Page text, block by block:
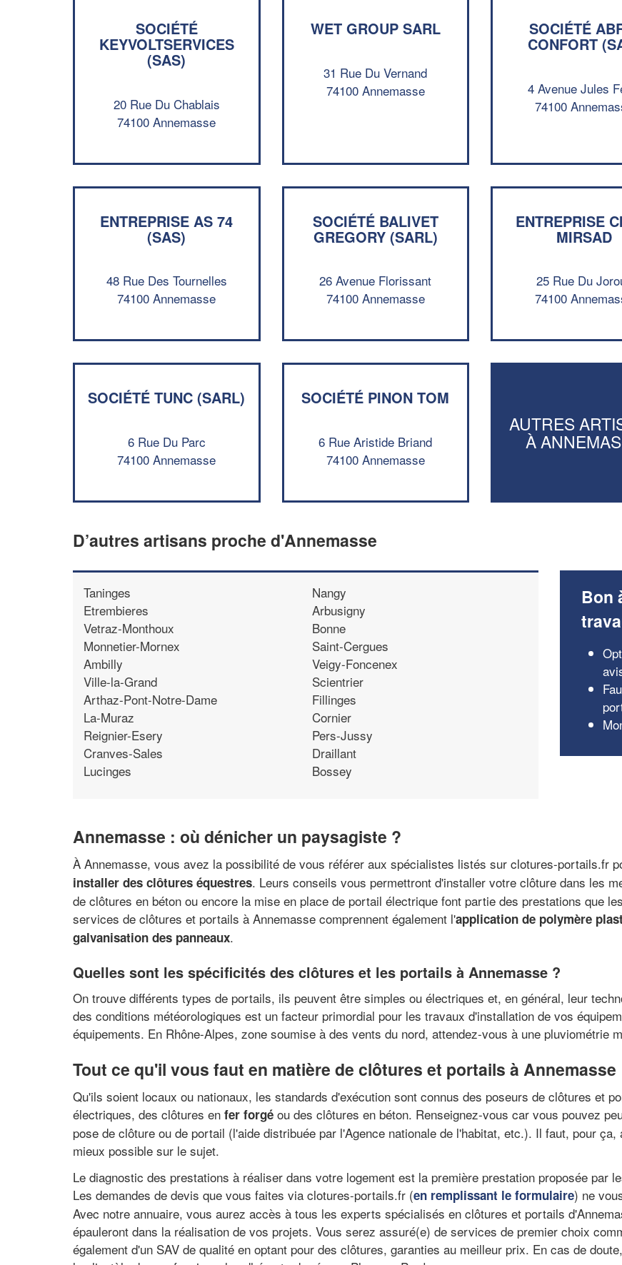
SOCIÉTÉ
KEYVOLTSERVICES
(SAS)
20 Rue Du Chablais
74100 Annemasse
WET GROUP SARL
31 Rue Du Vernand
74100 Annemasse
SOCIÉTÉ
CONFORT
4 Avenue Jules
74100
ENTREPRISE AS 74
(SAS)
48 Rue Des Tournelles
74100 Annemasse
SOCIÉTÉ BALIVET
GREGORY (SARL)
26 Avenue Florissant
74100 Annemasse
ENTREPRISE
MIRSAD
25 Rue Du
74100
SOCIÉTÉ TUNC (SARL)
6 Rue Du Parc
74100 Annemasse
SOCIÉTÉ PINON TOM
6 Rue Aristide Briand
74100 Annemasse
AUTRES
À
D’autres artisans proche d'Annemasse
Taninges
Etrembieres
Vetraz-Monthoux
Monnetier-Mornex
Ambilly
Ville-la-Grand
Arthaz-Pont-Notre-Dame
La-Muraz
Reignier-Esery
Cranves-Sales
Lucinges
Nangy
Arbusigny
Bonne
Saint-Cergues
Veigy-Foncenex
Scientrier
Fillinges
Cornier
Pers-Jussy
Draillant
Bossey
Bon
Annemasse : où dénicher un paysagiste ?
À Annemasse, vous avez la possibilité de vous référer aux spécialistes listés sur clotures-portails.fr
installer des clôtures équestres. Leurs conseils vous permettront d'installer votre clôture dans les
de clôtures en béton ou encore la mise en place de portail électrique font partie des prestations que
services de clôtures et portails à Annemasse comprennent également l'application de polymère
galvanisation des panneaux.
Quelles sont les spécificités des clôtures et les portails à Annemasse ?
On trouve différents types de portails, ils peuvent être simples ou électriques et, en général, leur
des conditions météorologiques est un facteur primordial pour les travaux d'installation de vos
équipements. En Rhône-Alpes, zone soumise à des vents du nord, attendez-vous à une pluviométrie
Tout ce qu'il vous faut en matière de clôtures et portails à Annemasse
Qu'ils soient locaux ou nationaux, les standards d'exécution sont connus des poseurs de clôtures et
électriques, des clôtures en fer forgé ou des clôtures en béton. Renseignez-vous car vous pouvez
pose de clôture ou de portail (l'aide distribuée par l'Agence nationale de l'habitat, etc.). Il faut, pour
mieux possible sur le sujet.
Le diagnostic des prestations à réaliser dans votre logement est la première prestation proposée par
Les demandes de devis que vous faites via clotures-portails.fr (en remplissant le formulaire) ne
Avec notre annuaire, vous aurez accès à tous les experts spécialisés en clôtures et portails
épauleront dans la réalisation de vos projets. Vous serez assuré(e) de services de premier choix
également d'un SAV de qualité en optant pour des clôtures, garanties au meilleur prix. En cas de